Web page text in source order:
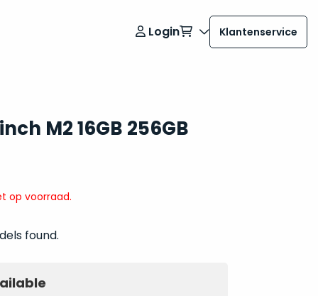
Login Klantenservice
M2 16GB 256GB
op voorraad.
found.